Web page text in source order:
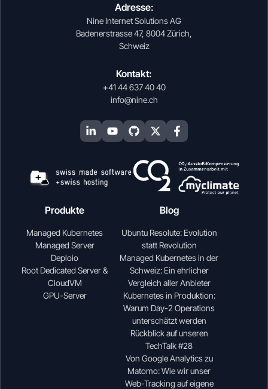
Adresse:
Nine Internet Solutions AG
Badenerstrasse 47, 8004 Zürich,
Schweiz
Kontakt:
+41 44 637 40 40
info@nine.ch
Produkte
Managed Kubernetes
Managed Server
Deploio
Root Dedicated Server &
CloudVM
GPU-Server
Blog
Ubuntu Resolute: Evolution
statt Revolution
Managed Kubernetes in der
Schweiz: Ein ehrlicher
Vergleich aller Anbieter
Kubernetes in Produktion:
Warum Day-2 Operations
unterschätzt werden
Rückblick auf unseren
TechTalk #28
Von Google Analytics zu
Matomo: Wie wir unser
Web-Tracking auf eigene